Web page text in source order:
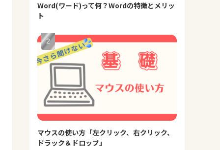
Word(ワード)って何？Wordの特徴とメリッ
ト
マウスの使い方「左クリック、右クリック、
ドラック＆ドロップ」